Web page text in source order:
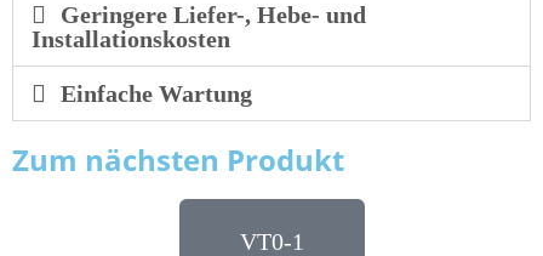
Geringere Liefer-, Hebe- und
Installationskosten
Einfache Wartung
Zum nächsten Produkt
VT0-1